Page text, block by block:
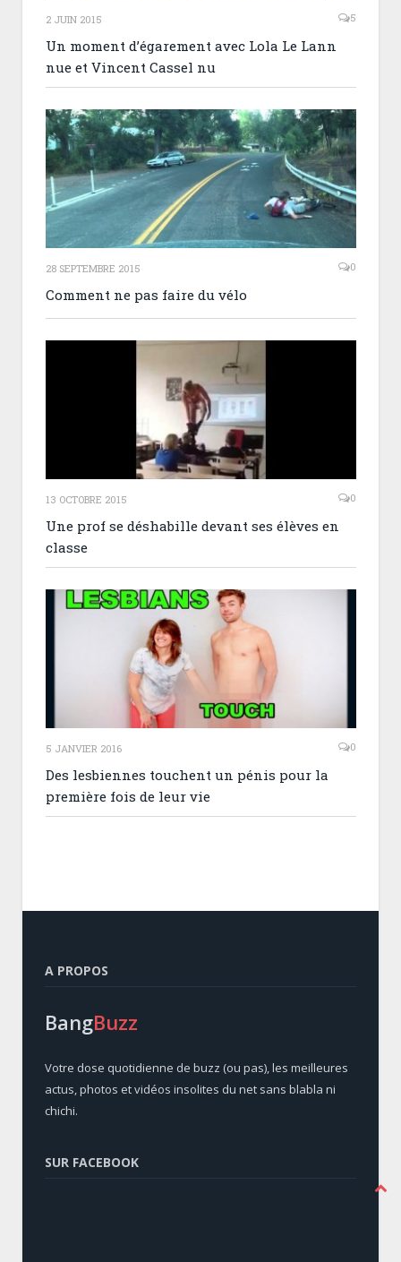
2 JUIN 2015 5
Un moment d’égarement avec Lola Le Lann
nue et Vincent Cassel nu
28 SEPTEMBRE 2015 0
Comment ne pas faire du vélo
13 OCTOBRE 2015 0
Une prof se déshabille devant ses élèves en
classe
5 JANVIER 2016 0
Des lesbiennes touchent un pénis pour la
première fois de leur vie
A PROPOS
BangBuzz
Votre dose quotidienne de buzz (ou pas), les meilleures
actus, photos et vidéos insolites du net sans blabla ni
chichi.
SUR FACEBOOK